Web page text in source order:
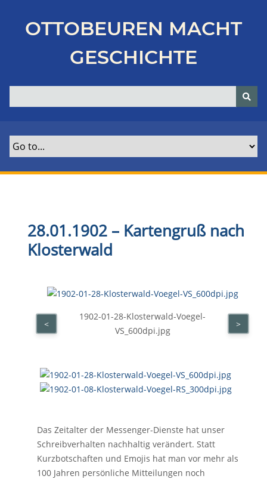
p
OTTOBEUREN MACHT
GESCHICHTE
28.01.1902 – Kartengruß nach
Klosterwald
1902-01-28-Klosterwald-Voegel-
VS_600dpi.jpg
< >
Das Zeitalter der Messenger-Dienste hat unser
Schreibverhalten nachhaltig verändert. Statt
Kurzbotschaften und Emojis hat man vor mehr als
100 Jahren persönliche Mitteilungen noch